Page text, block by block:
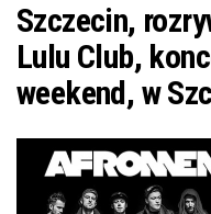
Szczecin,
Lulu Club,
weekend, w